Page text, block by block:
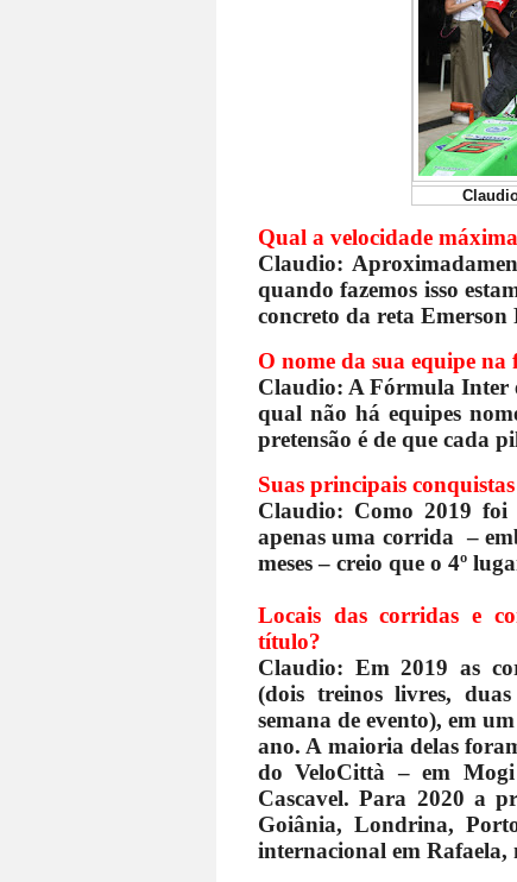
Qual a velocidade
Claudio:
quando fazemos isso
concreto da reta
O nome da sua equipe
Claudio: A Fórmula Inter
qual não há equipes
pretensão é de que cada
Suas principais
Claudio: Como 2019
apenas uma corrida –
meses – creio que o 4º
Locais das corridas e
título?
Claudio: Em 2019 as
(dois treinos livres,
semana de evento), em
ano. A maioria delas
do VeloCittà – em
Cascavel. Para 2020 a
Goiânia, Londrina,
internacional em Rafaela,